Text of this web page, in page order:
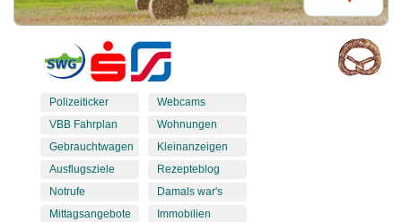
Polizeiticker
VBB Fahrplan
Gebrauchtwagen
Ausflugsziele
Notrufe
Mittagsangebote
Webcams
Wohnungen
Kleinanzeigen
Rezepteblog
Damals war's
Immobilien